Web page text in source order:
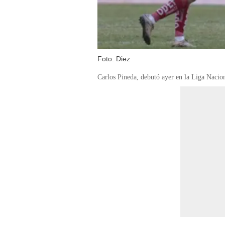
Foto: Diez
Carlos Pineda, debutó ayer en la Liga